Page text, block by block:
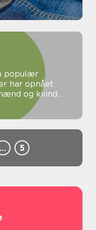
populær
har opnået
og kvinder
… 5